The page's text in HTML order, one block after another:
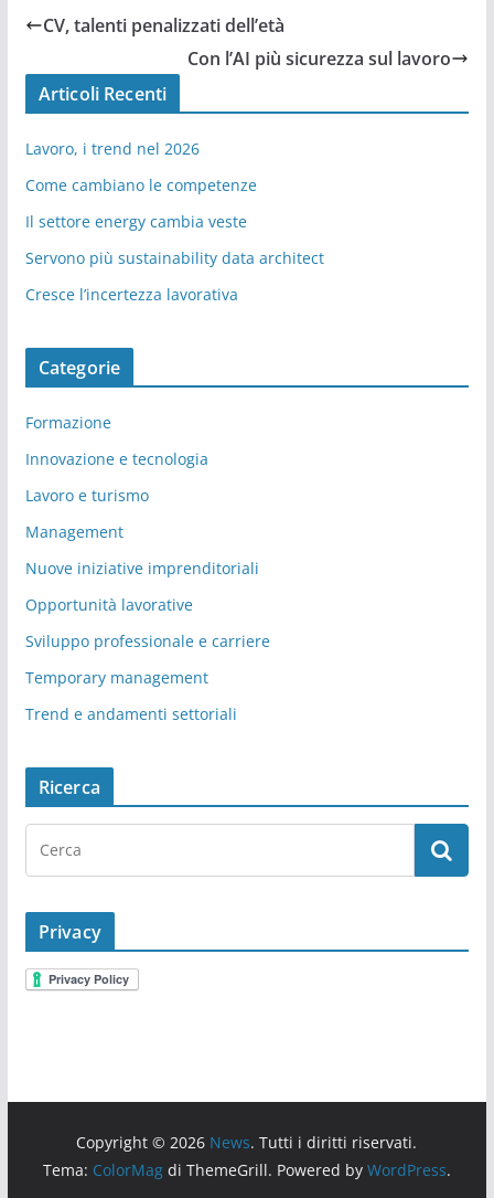
CV, talenti penalizzati dell’età
Con l’AI più sicurezza sul lavoro
Articoli Recenti
Lavoro, i trend nel 2026
Come cambiano le competenze
Il settore energy cambia veste
Servono più sustainability data architect
Cresce l’incertezza lavorativa
Categorie
Formazione
Innovazione e tecnologia
Lavoro e turismo
Management
Nuove iniziative imprenditoriali
Opportunità lavorative
Sviluppo professionale e carriere
Temporary management
Trend e andamenti settoriali
Ricerca
Privacy
Copyright © 2026 News. Tutti i diritti riservati.
Tema: ColorMagdi ThemeGrill. Powered by WordPress.